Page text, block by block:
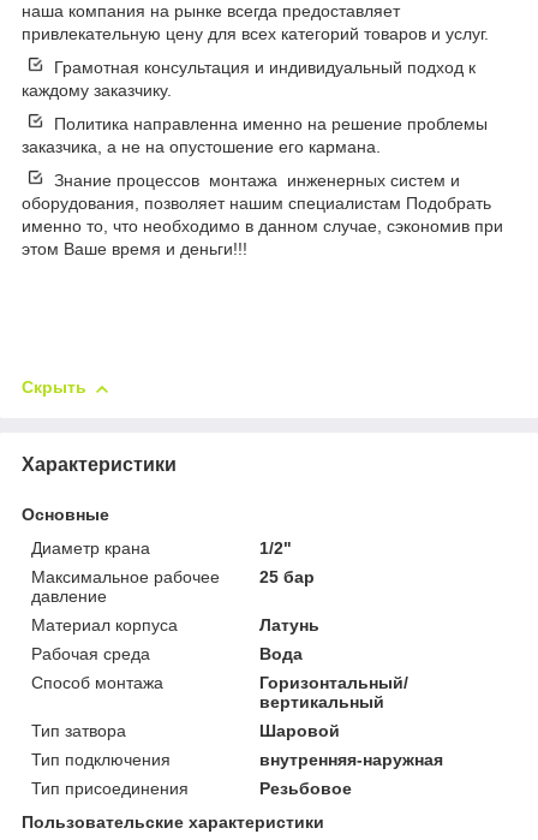
наша компания на рынке всегда предоставляет
привлекательную цену для всех категорий товаров и услуг.
Грамотная консультация и индивидуальный подход к
каждому заказчику.
Политика направленна именно на решение проблемы
заказчика, а не на опустошение его кармана.
Знание процессов монтажа инженерных систем и
оборудования, позволяет нашим специалистам Подобрать
именно то, что необходимо в данном случае, сэкономив при
этом Ваше время и деньги!!!
Скрыть
Характеристики
Основные
Диаметр крана
1/2"
Максимальное рабочее
давление
25 бар
Материал корпуса
Латунь
Рабочая среда
Вода
Способ монтажа
Горизонтальный/
вертикальный
Тип затвора
Шаровой
Тип подключения
внутренняя-наружная
Тип присоединения
Резьбовое
Пользовательские характеристики